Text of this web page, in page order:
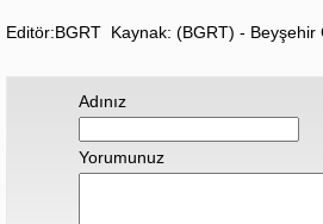
Editör:BGRT Kaynak: (BGRT) - Beyşehir
Adınız
Yorumunuz